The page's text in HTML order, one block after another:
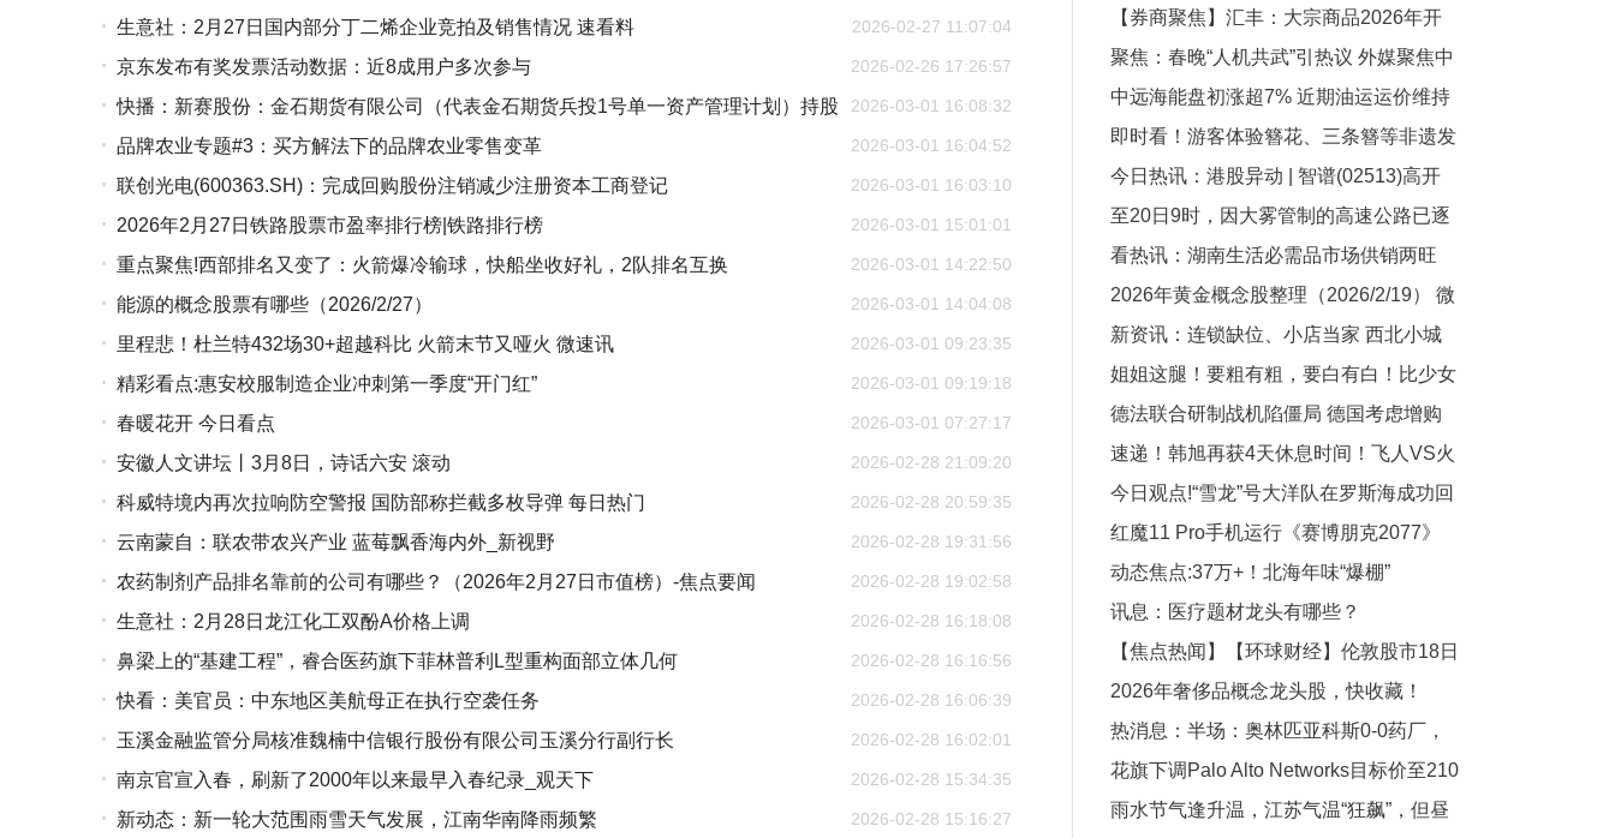
2026-02-27 11:07:04
生意社：2月27日国内部分丁二烯企业竞拍及销售情况 速看料
2026-02-26 17:26:57
京东发布有奖发票活动数据：近8成用户多次参与
2026-03-01 16:08:32
快播：新赛股份：金石期货有限公司（代表金石期货兵投1号单一资产管理计划）持股
比例已降至5.00% 2026-03-01 16:04:52
品牌农业专题#3：买方解法下的品牌农业零售变革
2026-03-01 16:03:10
联创光电(600363.SH)：完成回购股份注销减少注册资本工商登记
2026-03-01 15:01:01
2026年2月27日铁路股票市盈率排行榜|铁路排行榜
2026-03-01 14:22:50
重点聚焦!西部排名又变了：火箭爆冷输球，快船坐收好礼，2队排名互换
2026-03-01 14:04:08
能源的概念股票有哪些（2026/2/27）
2026-03-01 09:23:35
里程悲！杜兰特432场30+超越科比 火箭末节又哑火 微速讯
2026-03-01 09:19:18
精彩看点:惠安校服制造企业冲刺第一季度“开门红”
2026-03-01 07:27:17
春暖花开 今日看点
2026-02-28 21:09:20
安徽人文讲坛丨3月8日，诗话六安 滚动
2026-02-28 20:59:35
科威特境内再次拉响防空警报 国防部称拦截多枚导弹 每日热门
2026-02-28 19:31:56
云南蒙自：联农带农兴产业 蓝莓飘香海内外_新视野
2026-02-28 19:02:58
农药制剂产品排名靠前的公司有哪些？（2026年2月27日市值榜）-焦点要闻
2026-02-28 16:18:08
生意社：2月28日龙江化工双酚A价格上调
2026-02-28 16:16:56
鼻梁上的“基建工程”，睿合医药旗下菲林普利L型重构面部立体几何
2026-02-28 16:06:39
快看：美官员：中东地区美航母正在执行空袭任务
2026-02-28 16:02:01
玉溪金融监管分局核准魏楠中信银行股份有限公司玉溪分行副行长
2026-02-28 15:34:35
南京官宣入春，刷新了2000年以来最早入春纪录_观天下
2026-02-28 15:16:27
新动态：新一轮大范围雨雪天气发展，江南华南降雨频繁
线” 今头条
【券商聚焦】汇丰：大宗商品2026年开
局表现强劲 看好铜、铝、贵金属及电池
原材料
聚焦：春晚“人机共武”引热议 外媒聚焦中
国科技发展
中远海能盘初涨超7% 近期油运运价维持
高位
即时看！游客体验簪花、三条簪等非遗发
艺
今日热讯：港股异动 | 智谱(02513)高开
逾5% 中科曙光旗下SothisAI接入智谱
GLM-5
至20日9时，因大雾管制的高速公路已逐
步恢复正常通行-要闻
看热讯：湖南生活必需品市场供销两旺
春节期间猪肉价格稳中微涨
2026年黄金概念股整理（2026/2/19） 微
资讯
新资讯：连锁缺位、小店当家 西北小城
的年味“一桌难求”｜新春走基层
姐姐这腿！要粗有粗，要白有白！比少女
的还强！
德法联合研制战机陷僵局 德国考虑增购
美国F-35战机
速递！韩旭再获4天休息时间！飞人VS火
力入G3生死战 山猫成夺冠第一热门
今日观点!“雪龙”号大洋队在罗斯海成功回
收潜标一套
红魔11 Pro手机运行《赛博朋克2077》
帧率为20-50FPS
动态焦点:37万+！北海年味“爆棚”
讯息：医疗题材龙头有哪些？
（2026/2/19）
【焦点热闻】【环球财经】伦敦股市18日
上涨
2026年奢侈品概念龙头股，快收藏！
（名单）（2026/2/19）_热消息
热消息：半场：奥林匹亚科斯0-0药厂，
卡埃比破门被吹，波库失单刀
花旗下调Palo Alto Networks目标价至210
美元
雨水节气逢升温，江苏气温“狂飙”，但昼